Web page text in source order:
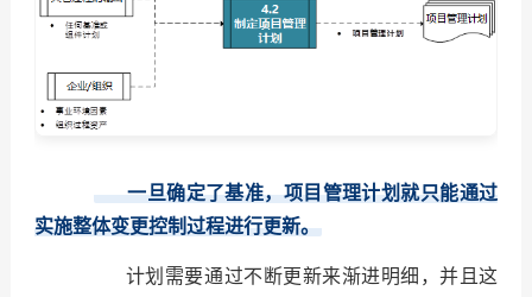
一旦确定了基准，项目管理计划就只能通过
实施整体变更控制过程进行更新。
计划需要通过不断更新来渐进明细，并且这